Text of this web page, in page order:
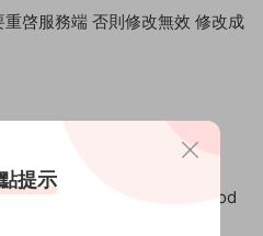
啓服務端 否則修改無效 修改成
是人口 bronze是血鐵 food
prestige 聲望
提示